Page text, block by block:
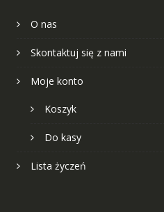
O nas
Skontaktuj się z nami
Moje konto
Koszyk
Do kasy
Lista życzeń